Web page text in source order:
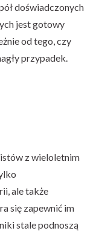
doświadczonych
jest gotowy
od tego, czy
przypadek.
z wieloletnim
ale także
się zapewnić im
stale podnoszą